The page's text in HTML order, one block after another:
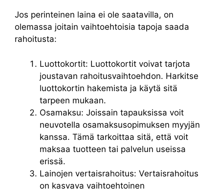
Jos perinteinen laina ei ole saatavilla, on
olemassa joitain vaihtoehtoisia tapoja saada
rahoitusta:
Luottokortit: Luottokortit voivat tarjota
joustavan rahoitusvaihtoehdon. Harkitse
luottokortin hakemista ja käytä sitä
tarpeen mukaan.
Osamaksu: Joissain tapauksissa voit
neuvotella osamaksusopimuksen myyjän
kanssa. Tämä tarkoittaa sitä, että voit
maksaa tuotteen tai palvelun useissa
erissä.
Lainojen vertaisrahoitus: Vertaisrahoitus
on kasvava vaihtoehtoinen